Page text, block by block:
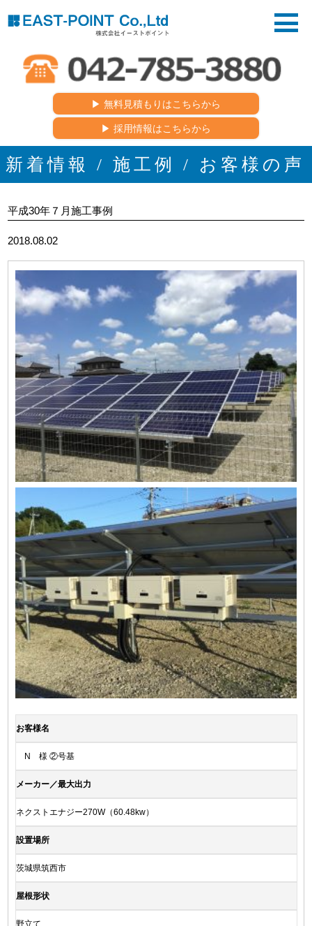
▶︎ 無料見積もりはこちらから
▶︎ 採用情報はこちらから
新着情報 / 施工例 / お客様の声
平成30年７月施工事例
2018.08.02
お客様名
N 様 ②号基
メーカー／最大出力
ネクストエナジー270W（60.48kw）
設置場所
茨城県筑西市
屋根形状